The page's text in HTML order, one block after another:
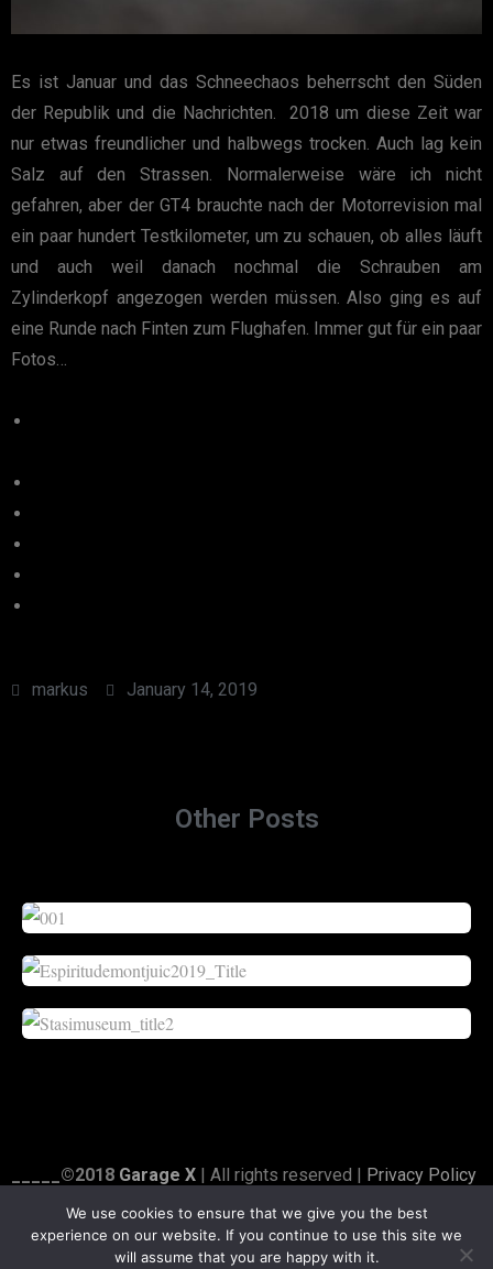
Es ist Januar und das Schneechaos beherrscht den Süden
der Republik und die Nachrichten. 2018 um diese Zeit war
nur etwas freundlicher und halbwegs trocken. Auch lag kein
Salz auf den Strassen. Normalerweise wäre ich nicht
gefahren, aber der GT4 brauchte nach der Motorrevision mal
ein paar hundert Testkilometer, um zu schauen, ob alles läuft
und auch weil danach nochmal die Schrauben am
Zylinderkopf angezogen werden müssen. Also ging es auf
eine Runde nach Finten zum Flughafen. Immer gut für ein paar
Fotos…
markus January 14, 2019
Other Posts
_____©2018 Garage X | All rights reserved | Privacy Policy
Credits
follow us on:
We use cookies to ensure that we give you the best
experience on our website. If you continue to use this site we
will assume that you are happy with it.